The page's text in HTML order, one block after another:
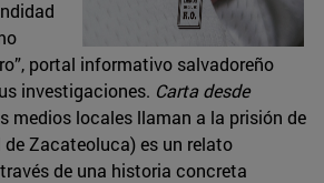
portal informativo salvadoreño
investigaciones. Carta desde
medios locales llaman a la prisión de
Zacateoluca) es un relato
de una historia concreta